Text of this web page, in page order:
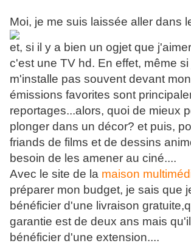
Moi, je me suis laissée aller dans
et, si il y a bien un ogjet que
c'est une TV hd. En effet, même si
m'installe pas souvent devant
émissions favorites sont
reportages...alors, quoi de mieux
plonger dans un décor? et puis,
friands de films et de dessins
besoin de les amener au ciné....
Avec le site de la maison
préparer mon budget, je sais que
bénéficier d'une livraison
garantie est de deux ans mais
bénéficier d'une extension....